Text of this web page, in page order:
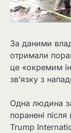
За даними
отримали
це «окремим
зв’язку з
Одна людина
поранені
Trump